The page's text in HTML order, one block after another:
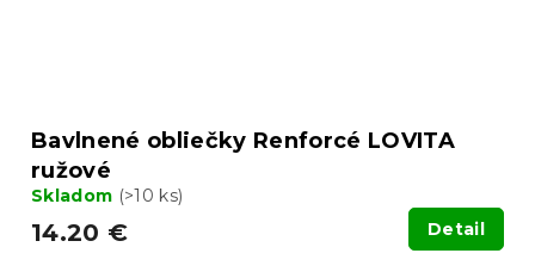
Bavlnené obliečky Renforcé LOVITA
ružové
Skladom (>10 ks)
14.20 € Detail